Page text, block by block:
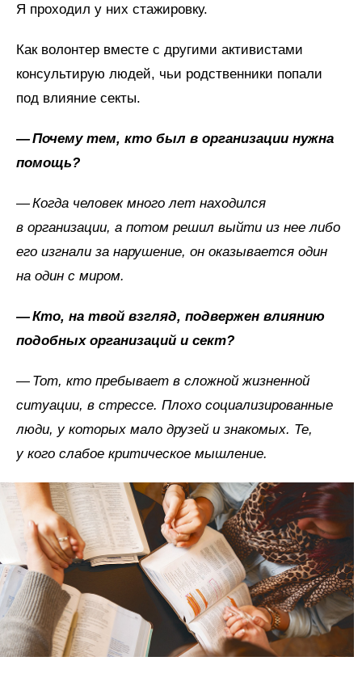
Я проходил у них стажировку.
Как волонтер вместе с другими активистами
консультирую людей, чьи родственники попали
под влияние секты.
—Почему тем, кто был в организации нужна
помощь?
— Когда человек много лет находился
в организации, а потом решил выйти из нее либо
его изгнали за нарушение, он оказывается один
на один с миром.
—Кто, на твой взгляд, подвержен влиянию
подобных организаций и сект?
— Тот, кто пребывает в сложной жизненной
ситуации, в стрессе. Плохо социализированные
люди, у которых мало друзей и знакомых. Те,
у кого слабое критическое мышление.